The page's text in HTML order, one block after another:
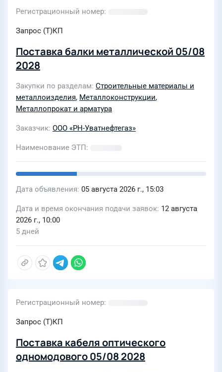
Регистрационный номер
Запрос (Т)КП
Поставка балки металлической 05/08
2028
Закупки по разделам Строительные материалы и
металлоизделия, Металлоконструкции,
Металлопрокат и арматура
Заказчик ООО «РН-Уватнефтегаз»
Наименование ЭТП
Дата объявления 05 августа 2026 г., 15:03
Дата и время окончания подачи заявок 12 августа
2026 г., 10:00
5 дней
Регистрационный номер
Запрос (Т)КП
Поставка кабеля оптического
одномодового 05/08 2028